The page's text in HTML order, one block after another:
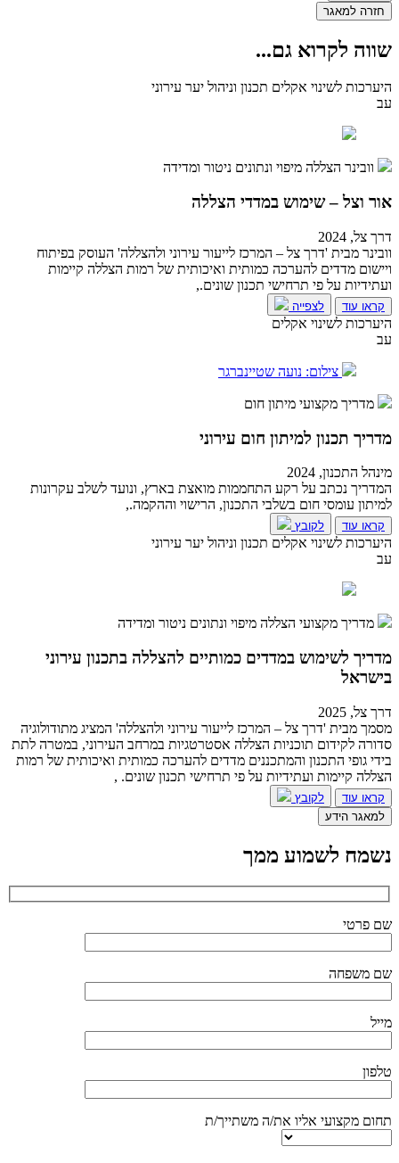
חזרה למאגר
שווה לקרוא גם...
היערכות לשינוי אקלים תכנון וניהול יער עירוני
עב
וובינר הצללה מיפוי ונתונים ניטור ומדידה
אור וצל – שימוש במדדי הצללה
דרך צל, 2024
וובינר מבית 'דרך צל – המרכז לייעור עירוני ולהצללה' העוסק בפיתוח
ויישום מדדים להערכה כמותית ואיכותית של רמות הצללה קיימות
ועתידיות על פי תרחישי תכנון שונים.,
קראו עוד לצפייה
היערכות לשינוי אקלים
עב
צילום: נועה שטיינברגר
מדריך מקצועי מיתון חום
מדריך תכנון למיתון חום עירוני
מינהל התכנון, 2024
המדריך נכתב על רקע התחממות מואצת בארץ, ונועד לשלב עקרונות
למיתון עומסי חום בשלבי התכנון, הרישוי וההקמה.,
קראו עוד לקובץ
היערכות לשינוי אקלים תכנון וניהול יער עירוני
עב
מדריך מקצועי הצללה מיפוי ונתונים ניטור ומדידה
מדריך לשימוש במדדים כמותיים להצללה בתכנון עירוני
בישראל
דרך צל, 2025
מסמך מבית 'דרך צל – המרכז לייעור עירוני ולהצללה' המציג מתודולוגיה
סדורה לקידום תוכניות הצללה אסטרטגיות במרחב העירוני, במטרה לתת
בידי גופי התכנון והמתכננים מדדים להערכה כמותית ואיכותית של רמות
הצללה קיימות ועתידיות על פי תרחישי תכנון שונים. ,
קראו עוד
לקובץ
למאגר הידע
נשמח לשמוע ממך
שם פרטי
שם משפחה
מייל
טלפון
תחום מקצועי אליו את/ה משתייך/ת